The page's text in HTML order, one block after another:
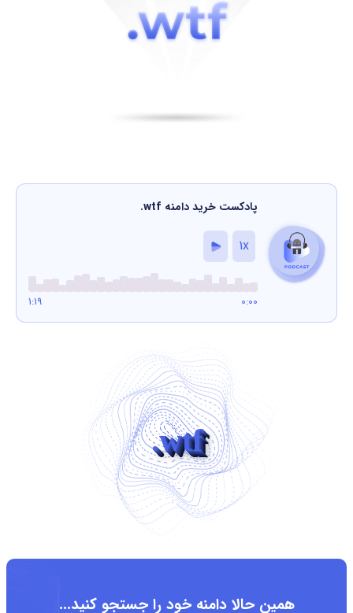
.wtf پادکست خرید دامنه
1x
0:00
1:19
.wtf
همین حالا دامنه خود را جستجو کنید...